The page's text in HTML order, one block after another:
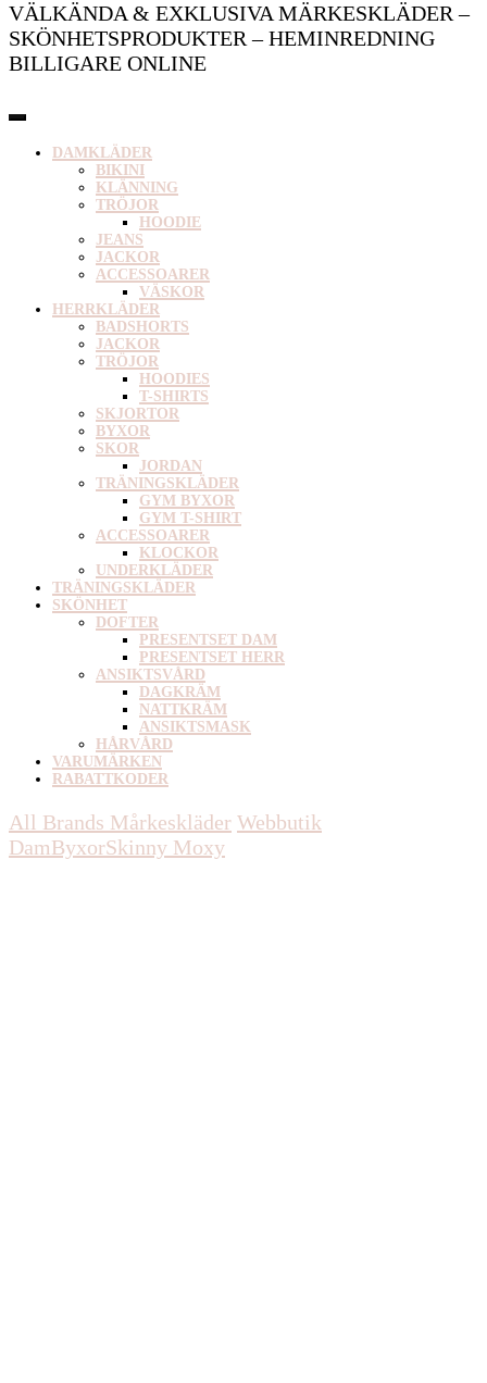
VÄLKÄNDA & EXKLUSIVA MÄRKESKLÄDER –
SKÖNHETSPRODUKTER – HEMINREDNING
BILLIGARE ONLINE
DAMKLÄDER
BIKINI
KLÄNNING
TRÖJOR
HOODIE
JEANS
JACKOR
ACCESSOARER
VÄSKOR
HERRKLÄDER
BADSHORTS
JACKOR
TRÖJOR
HOODIES
T-SHIRTS
SKJORTOR
BYXOR
SKOR
JORDAN
TRÄNINGSKLÄDER
GYM BYXOR
GYM T-SHIRT
ACCESSOARER
KLOCKOR
UNDERKLÄDER
TRÄNINGSKLÄDER
SKÖNHET
DOFTER
PRESENTSET DAM
PRESENTSET HERR
ANSIKTSVÅRD
DAGKRÄM
NATTKRÄM
ANSIKTSMASK
HÅRVÅRD
VARUMÄRKEN
RABATTKODER
All Brands Mårkeskläder Webbutik
DamByxorSkinny Moxy